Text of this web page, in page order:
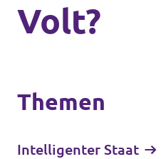
Volt?
Themen
Intelligenter Staat